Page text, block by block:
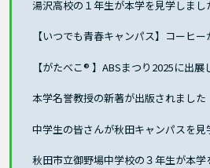
湯沢高校の１年生が本学を見学しまし
【いつでも青春キャンパス】コーヒ
【がたべこ® 】ABSまつり2025に出展
本学名誉教授の新著が出版されました
中学生の皆さんが秋田キャンパスを見
秋田市立御野場中学校の３年生が本学